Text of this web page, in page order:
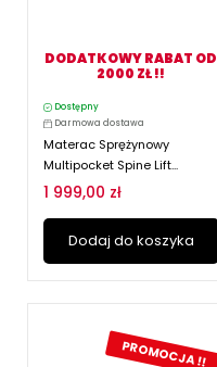
DODATKOWY RABAT OD
2000 ZŁ !!
Dostępny
Darmowa dostawa
Materac Sprężynowy
Multipocket Spine Lift...
1 999,00 zł
Dodaj do koszyka
PROMOCJA !!